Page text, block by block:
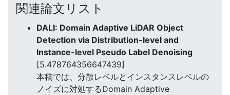
関連論文リスト
DALI: Domain Adaptive LiDAR Object
Detection via Distribution-level and
Instance-level Pseudo Label Denoising
[5.478764356647439]
本稿では、分散レベルとインスタンスレベルの
ノイズに対処するDomain Adaptive